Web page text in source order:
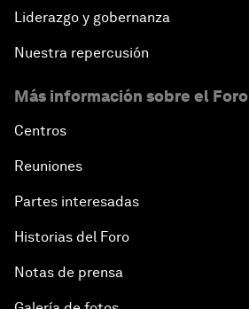
Liderazgo y gobernanza
Nuestra repercusión
Más información sobre el Foro
Centros
Reuniones
Partes interesadas
Historias del Foro
Notas de prensa